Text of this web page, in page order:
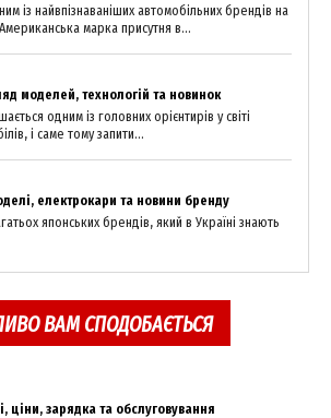
із найвпізнаваніших автомобільних брендів на
марка присутня в...
моделей, технологій та новинок
одним із головних орієнтирів у світі
і саме тому запити...
електрокари та новини бренду
японських брендів, який в Україні знають
ВАМ СПОДОБАЄТЬСЯ
ціни, зарядка та обслуговування